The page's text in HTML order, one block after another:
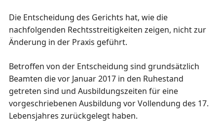
Die Entscheidung des Gerichts hat, wie die
nachfolgenden Rechtsstreitigkeiten zeigen, nicht zur
Änderung in der Praxis geführt.
Betroffen von der Entscheidung sind grundsätzlich
Beamten die vor Januar 2017 in den Ruhestand
getreten sind und Ausbildungszeiten für eine
vorgeschriebenen Ausbildung vor Vollendung des 17.
Lebensjahres zurückgelegt haben.